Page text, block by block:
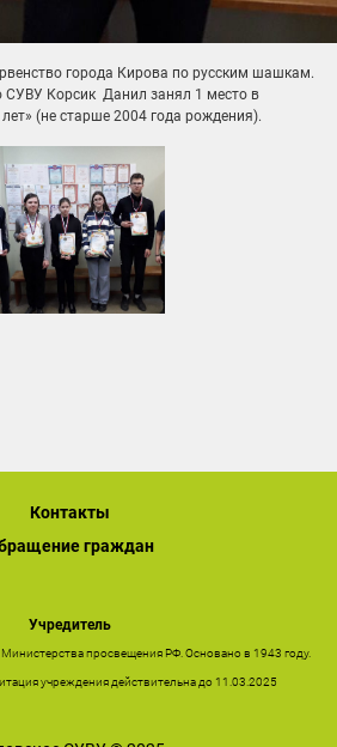
города Кирова по русским шашкам.
Корсик Данил занял 1 место в
(не старше 2004 года рождения).
Контакты
граждан
Учредитель
просвещения РФ. Основано в 1943 году.
учреждения действительна до 11.03.2025